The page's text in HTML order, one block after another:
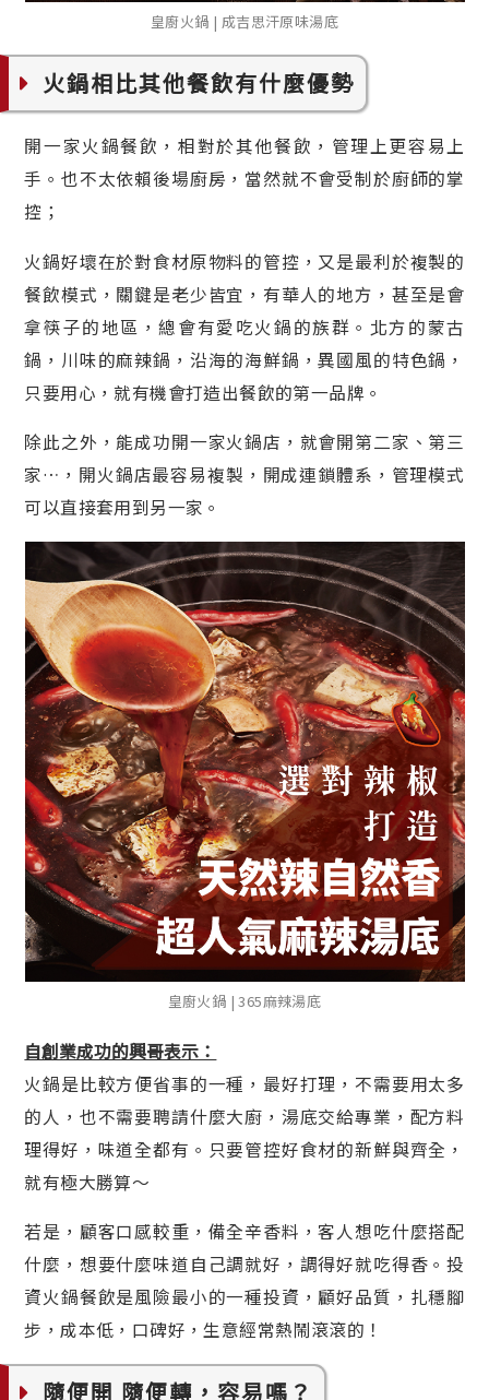
皇廚火鍋 | 成吉思汗原味湯底
火鍋相比其他餐飲有什麼優勢
開一家火鍋餐飲，相對於其他餐飲，管理上更容易上
手。也不太依賴後場廚房，當然就不會受制於廚師的掌
控；
火鍋好壞在於對食材原物料的管控，又是最利於複製的
餐飲模式，關鍵是老少皆宜，有華人的地方，甚至是會
拿筷子的地區，總會有愛吃火鍋的族群。北方的蒙古
鍋，川味的麻辣鍋，沿海的海鮮鍋，異國風的特色鍋，
只要用心，就有機會打造出餐飲的第一品牌。
除此之外，能成功開一家火鍋店，就會開第二家、第三
家…，開火鍋店最容易複製，開成連鎖體系，管理模式
可以直接套用到另一家。
皇廚火鍋 | 365麻辣湯底
自創業成功的興哥表示：
火鍋是比較方便省事的一種，最好打理，不需要用太多
的人，也不需要聘請什麼大廚，湯底交給專業，配方料
理得好，味道全都有。只要管控好食材的新鮮與齊全，
就有極大勝算～
若是，顧客口感較重，備全辛香料，客人想吃什麼搭配
什麼，想要什麼味道自己調就好，調得好就吃得香。投
資火鍋餐飲是風險最小的一種投資，顧好品質，扎穩腳
步，成本低，口碑好，生意經常熱鬧滾滾的！
隨便開 隨便轉，容易嗎？